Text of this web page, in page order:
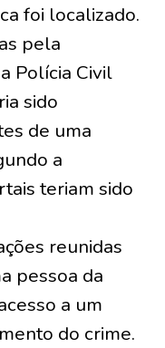
foi localizado.
pela
Polícia Civil
sido
de uma
a
teriam sido
reunidas
pessoa da
a um
do crime.